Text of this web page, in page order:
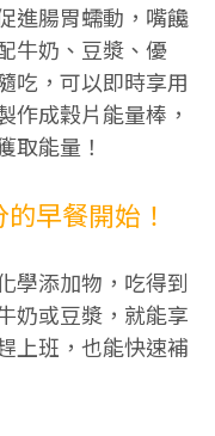
進腸胃蠕動，嘴饞
牛奶、豆漿、優
吃，可以即時享用
作成穀片能量棒，
取能量！
早餐開始！
學添加物，吃得到
奶或豆漿，就能享
上班，也能快速補